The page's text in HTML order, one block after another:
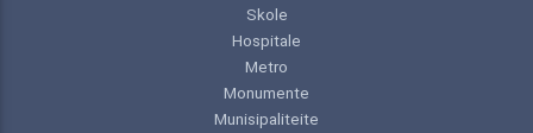
Skole
Hospitale
Metro
Monumente
Munisipaliteite